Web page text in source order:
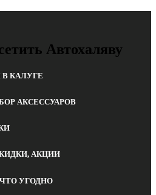
Автохаляву
КАЛУГЕ
АКСЕССУАРОВ
АКЦИИ
УГОДНО